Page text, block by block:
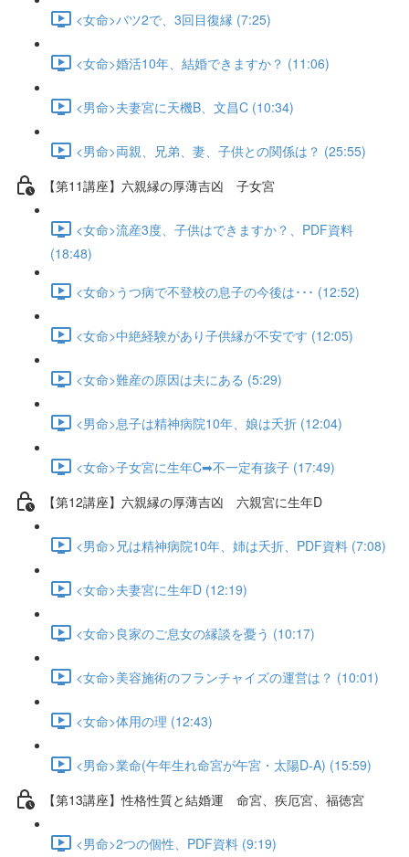
<女命>バツ2で、3回目復縁 (7:25)
<女命>婚活10年、結婚できますか？ (11:06)
<男命>夫妻宮に天機B、文昌C (10:34)
<男命>両親、兄弟、妻、子供との関係は？ (25:55)
【第11講座】六親縁の厚薄吉凶 子女宮
<女命>流産3度、子供はできますか？、PDF資料
(18:48)
<女命>うつ病で不登校の息子の今後は･･･ (12:52)
<女命>中絶経験があり子供縁が不安です (12:05)
<女命>難産の原因は夫にある (5:29)
<男命>息子は精神病院10年、娘は夭折 (12:04)
<女命>子女宮に生年C➡不一定有孩子 (17:49)
【第12講座】六親縁の厚薄吉凶 六親宮に生年D
<男命>兄は精神病院10年、姉は夭折、PDF資料 (7:08)
<女命>夫妻宮に生年D (12:19)
<女命>良家のご息女の縁談を憂う (10:17)
<女命>美容施術のフランチャイズの運営は？ (10:01)
<女命>体用の理 (12:43)
<男命>業命(午年生れ命宮が午宮・太陽D-A) (15:59)
【第13講座】性格性質と結婚運 命宮、疾厄宮、福徳宮
<男命>2つの個性、PDF資料 (9:19)